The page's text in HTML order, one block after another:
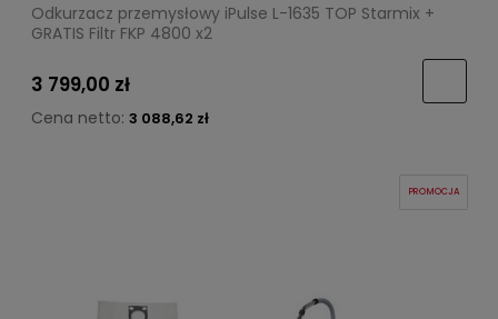
Odkurzacz przemysłowy iPulse L-1635 TOP Starmix +
GRATIS Filtr FKP 4800 x2
3 799,00 zł
Cena netto: 3 088,62 zł
PROMOCJA